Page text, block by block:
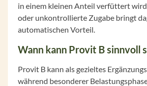
in einem kleinen Anteil verfüttert
oder unkontrollierte Zugabe bringt
automatischen Vorteil.
Wann kann Provit B sinnvoll
Provit B kann als gezieltes
während besonderer